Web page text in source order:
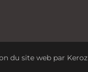
du site web par Keroz